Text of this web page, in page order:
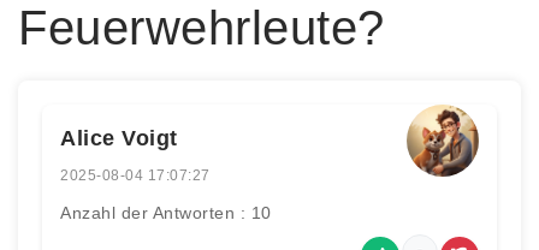
Feuerwehrleute?
Alice Voigt
2025-08-04 17:07:27
Anzahl der Antworten : 10